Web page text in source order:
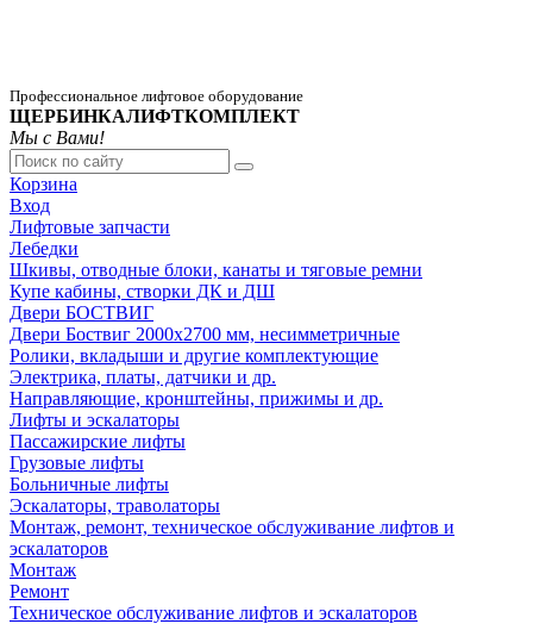
Профессиональное лифтовое оборудование
ЩЕРБИНКАЛИФТКОМПЛЕКТ
Мы с Вами!
Корзина
Вход
Лифтовые запчасти
Лебедки
Шкивы, отводные блоки, канаты и тяговые ремни
Купе кабины, створки ДК и ДШ
Двери БОСТВИГ
Двери Боствиг 2000х2700 мм, несимметричные
Ролики, вкладыши и другие комплектующие
Электрика, платы, датчики и др.
Направляющие, кронштейны, прижимы и др.
Лифты и эскалаторы
Пассажирские лифты
Грузовые лифты
Больничные лифты
Эскалаторы, траволаторы
Монтаж, ремонт, техническое обслуживание лифтов и
эскалаторов
Монтаж
Ремонт
Техническое обслуживание лифтов и эскалаторов